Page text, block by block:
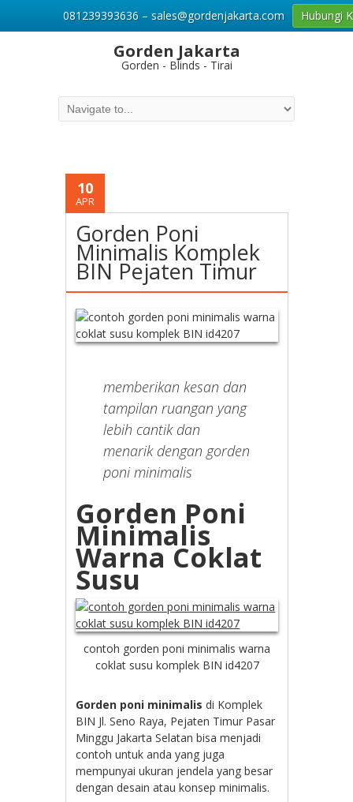
Gorden Jakarta
Gorden - Blinds - Tirai
10
APR
Gorden Poni
Minimalis Komplek
BIN Pejaten Timur
memberikan kesan dan
tampilan ruangan yang
lebih cantik dan
menarik dengan gorden
poni minimalis
Gorden Poni
Minimalis
Warna Coklat
Susu
contoh gorden poni minimalis warna
coklat susu komplek BIN id4207
Gorden poni minimalis di Komplek
BIN Jl. Seno Raya, Pejaten Timur Pasar
Minggu Jakarta Selatan bisa menjadi
contoh untuk anda yang juga
mempunyai ukuran jendela yang besar
dengan desain atau konsep minimalis.
081239393636 – sales@gordenjakarta.com Hubungi